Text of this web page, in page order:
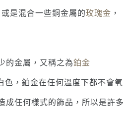
是混合一些銅金屬的玫瑰金 ，
的金屬，又稱之為鉑金
色，鉑金在任何溫度下都不會氧
成任何樣式的飾品，所以是許多